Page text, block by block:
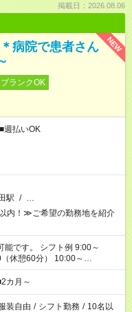
掲載日：2026.08.06
NEW
病院で患者さん
ブランクOK
週払いOK
駅 / …
内！≫ご希望の勤務地を紹介
ト例 9:00～
休憩60分） 10:00～
事の勤務時間の合計が 週40
カ月～
装自由 / シフト勤務 / 10名以